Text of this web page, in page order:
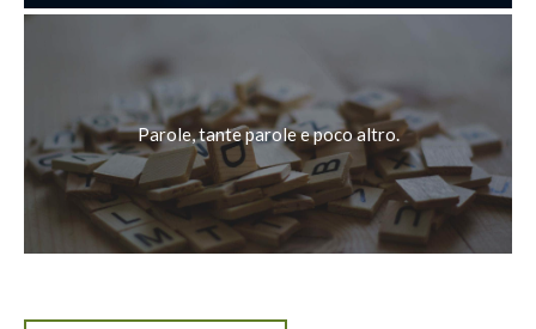
Parole, tante parole e poco altro.